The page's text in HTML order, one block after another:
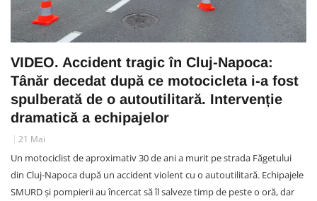
VIDEO. Accident tragic în Cluj-Napoca:
Tânăr decedat după ce motocicleta i-a fost
spulberată de o autoutilitară. Intervenție
dramatică a echipajelor
21 Mai
Un motociclist de aproximativ 30 de ani a murit pe strada Făgetului
din Cluj-Napoca după un accident violent cu o autoutilitară. Echipajele
SMURD și pompierii au încercat să îl salveze timp de peste o oră, dar